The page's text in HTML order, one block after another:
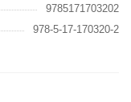
9785171703202
978-5-17-170320-2